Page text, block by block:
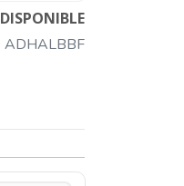
DISPONIBLE
ADHALBBF